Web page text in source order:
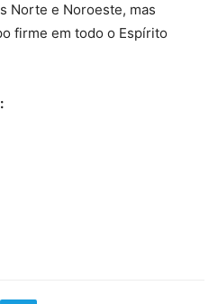
Norte e Noroeste, mas
firme em todo o Espírito